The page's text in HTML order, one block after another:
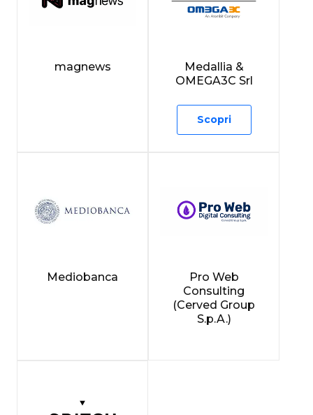
magnews
Medallia &
OMEGA3C Srl
Scopri
Mediobanca
Pro Web
Consulting
(Cerved Group
S.p.A.)